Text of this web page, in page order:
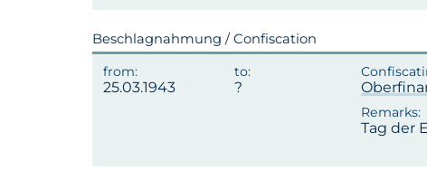
Beschlagnahmung / Confiscation
25.03.1943
Tag der